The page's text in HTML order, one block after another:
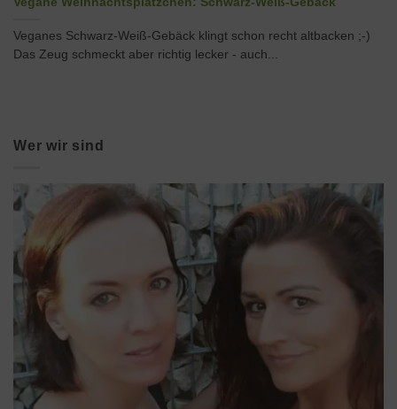
Veganes Schwarz-Weiß-Gebäck klingt schon recht altbacken ;-)
Das Zeug schmeckt aber richtig lecker - auch...
Wer wir sind